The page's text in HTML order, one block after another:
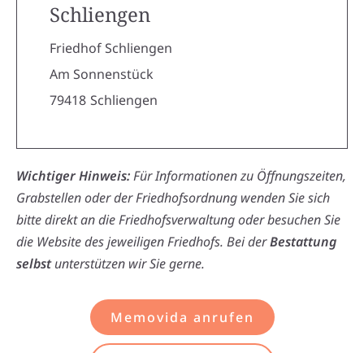
Schliengen
Friedhof Schliengen
Am Sonnenstück
79418 Schliengen
Wichtiger Hinweis:Für Informationen zu Öffnungszeiten,
Grabstellen oder der Friedhofsordnung wenden Sie sich
bitte direkt an die Friedhofsverwaltung oder besuchen Sie
die Website des jeweiligen Friedhofs. Bei derBestattung
selbstunterstützen wir Sie gerne.
Memovida anrufen